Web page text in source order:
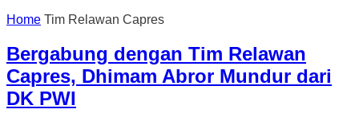
Home Tim Relawan Capres
Bergabung dengan Tim Relawan
Capres, Dhimam Abror Mundur dari
DK PWI